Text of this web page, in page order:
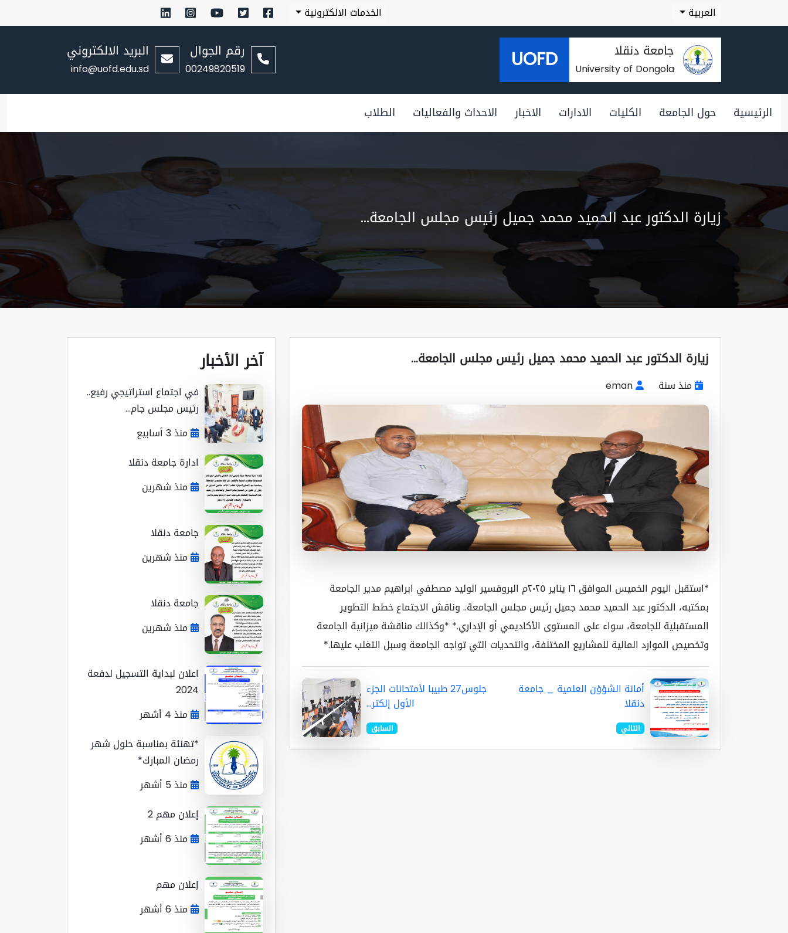
العربية الخدمات الالكترونية
جامعة دنقلا
University of Dongola
UOFD رقم الجوال
00249820519
البريد الالكتروني
info@uofd.edu.sd
الرئيسية حول الجامعة الكليات الادارات الاخبار الاحداث والفعاليات الطلاب
زيارة الدكتور عبد الحميد محمد جميل رئيس مجلس الجامعة...
زيارة الدكتور عبد الحميد محمد جميل رئيس مجلس الجامعة...
منذ سنة
*استقبل اليوم الخميس الموافق ١٦ يناير ٢٠٢٥م البروفسير الوليد مصطفي ابراهيم مدير الجامعة
بمكتبه، الدكتور عبد الحميد محمد جميل رئيس مجلس الجامعة.. وناقش الاجتماع خطط التطوير
المستقبلية للجامعة، سواء على المستوى الأكاديمي أو الإداري.* *وكذالك مناقشة ميزانية الجامعة
وتخصيص الموارد المالية للمشاريع المختلفة، والتحديات التي تواجه الجامعة وسبل التغلب عليها.*
أمانة الشؤؤن العلمية _ جامعة
دنقلا
التالي
جلوس27 طبيبا لأمتحانات الجزء
الأول إلكتر...
السابق
آخر الأخبار
في اجتماع استراتيجي رفيع..
رئيس مجلس جام...
منذ 3 أسابيع
ادارة جامعة دنقلا
منذ شهرين
جامعة دنقلا
منذ شهرين
جامعة دنقلا
منذ شهرين
اعلان لبداية التسجيل لدفعة
2024
منذ 4 أشهر
*تهنئة بمناسبة حلول شهر
رمضان المبارك*
منذ 5 أشهر
إعلان مهم 2
منذ 6 أشهر
إعلان مهم
منذ 6 أشهر